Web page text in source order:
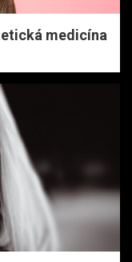
medicína